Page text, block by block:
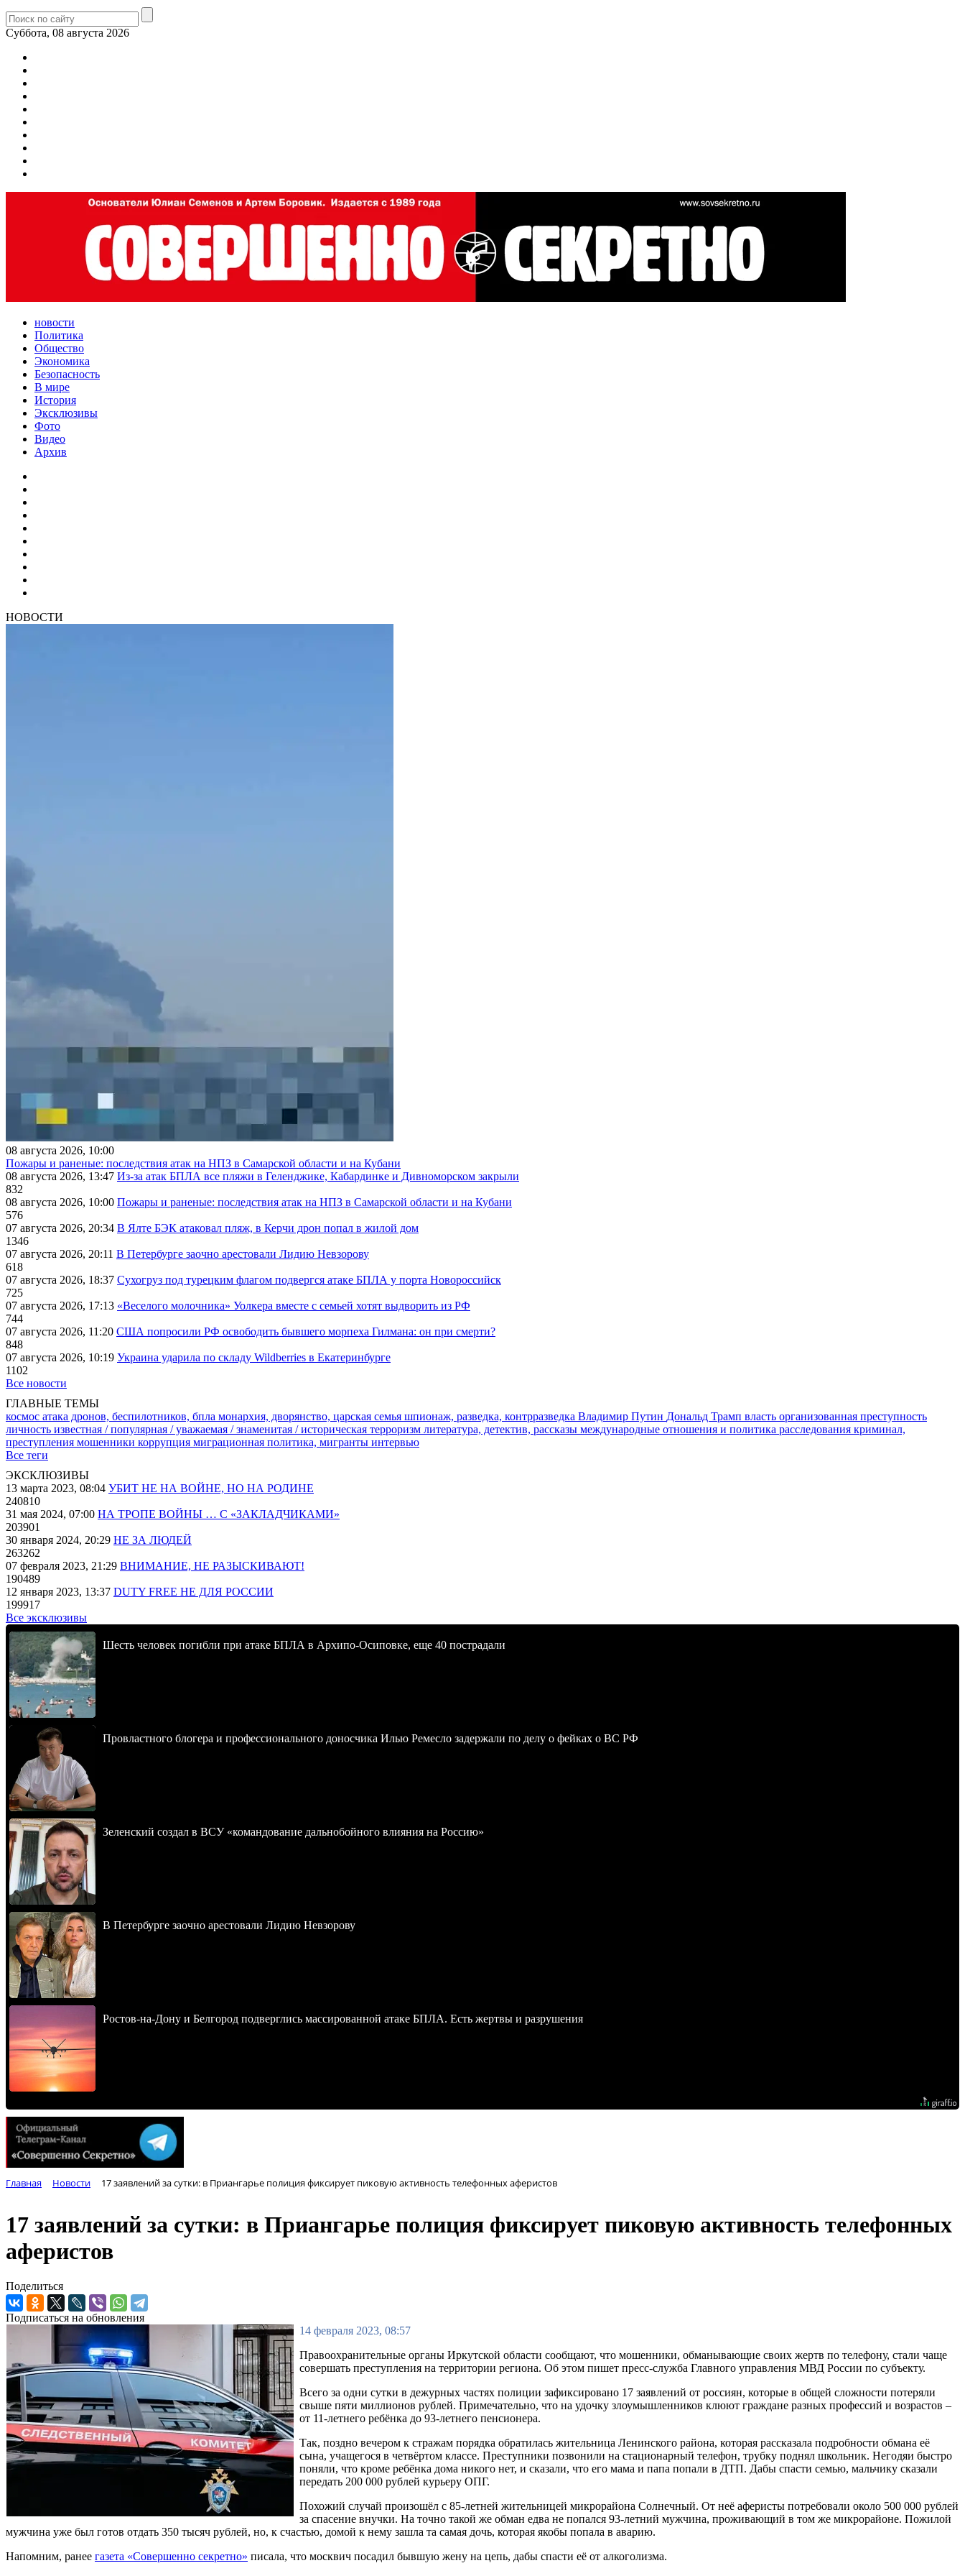
Суббота, 08 августа 2026
новости
Политика
Общество
Экономика
Безопасность
В мире
История
Эксклюзивы
Фото
Видео
Архив
НОВОСТИ
08 августа 2026, 10:00
Пожары и раненые: последствия атак на НПЗ в Самарской области и на Кубани
08 августа 2026, 13:47 Из-за атак БПЛА все пляжи в Геленджике, Кабардинке и Дивноморском закрыли
832
08 августа 2026, 10:00 Пожары и раненые: последствия атак на НПЗ в Самарской области и на Кубани
576
07 августа 2026, 20:34 В Ялте БЭК атаковал пляж, в Керчи дрон попал в жилой дом
1346
07 августа 2026, 20:11 В Петербурге заочно арестовали Лидию Невзорову
618
07 августа 2026, 18:37 Сухогруз под турецким флагом подвергся атаке БПЛА у порта Новороссийск
725
07 августа 2026, 17:13 «Веселого молочника» Уолкера вместе с семьей хотят выдворить из РФ
744
07 августа 2026, 11:20 США попросили РФ освободить бывшего морпеха Гилмана: он при смерти?
848
07 августа 2026, 10:19 Украина ударила по складу Wildberries в Екатеринбурге
1102
Все новости
ГЛАВНЫЕ ТЕМЫ
космос атака дронов, беспилотников, бпла монархия, дворянство, царская семья шпионаж, разведка, контрразведка Владимир Путин Дональд Трамп власть организованная преступность
личность известная / популярная / уважаемая / знаменитая / историческая терроризм литература, детектив, рассказы международные отношения и политика расследования криминал,
преступления мошенники коррупция миграционная политика, мигранты интервью
Все теги
ЭКСКЛЮЗИВЫ
13 марта 2023, 08:04 УБИТ НЕ НА ВОЙНЕ, НО НА РОДИНЕ
240810
31 мая 2024, 07:00 НА ТРОПЕ ВОЙНЫ … С «ЗАКЛАДЧИКАМИ»
203901
30 января 2024, 20:29 НЕ ЗА ЛЮДЕЙ
263262
07 февраля 2023, 21:29 ВНИМАНИЕ, НЕ РАЗЫСКИВАЮТ!
190489
12 января 2023, 13:37 DUTY FREE НЕ ДЛЯ РОССИИ
199917
Все эксклюзивы
Шесть человек погибли при атаке БПЛА в Архипо-Осиповке, еще 40 пострадали
Провластного блогера и профессионального доносчика Илью Ремесло задержали по делу о фейках о ВС РФ
Зеленский создал в ВСУ «командование дальнобойного влияния на Россию»
В Петербурге заочно арестовали Лидию Невзорову
Ростов-на-Дону и Белгород подверглись массированной атаке БПЛА. Есть жертвы и разрушения
Главная Новости 17 заявлений за сутки: в Приангарье полиция фиксирует пиковую активность телефонных аферистов
17 заявлений за сутки: в Приангарье полиция фиксирует пиковую активность телефонных
аферистов
Поделиться
Подписаться на обновления
14 февраля 2023, 08:57
Правоохранительные органы Иркутской области сообщают, что мошенники, обманывающие своих жертв по телефону, стали чаще
совершать преступления на территории региона. Об этом пишет пресс-служба Главного управления МВД России по субъекту.
Всего за одни сутки в дежурных частях полиции зафиксировано 17 заявлений от россиян, которые в общей сложности потеряли
свыше пяти миллионов рублей. Примечательно, что на удочку злоумышленников клюют граждане разных профессий и возрастов –
от 11-летнего ребёнка до 93-летнего пенсионера.
Так, поздно вечером к стражам порядка обратилась жительница Ленинского района, которая рассказала подробности обмана её
сына, учащегося в четвёртом классе. Преступники позвонили на стационарный телефон, трубку поднял школьник. Негодяи быстро
поняли, что кроме ребёнка дома никого нет, и сказали, что его мама и папа попали в ДТП. Дабы спасти семью, мальчику сказали
передать 200 000 рублей курьеру ОПГ.
Похожий случай произошёл с 85-летней жительницей микрорайона Солнечный. От неё аферисты потребовали около 500 000 рублей
за спасение внучки. На точно такой же обман едва не попался 93-летний мужчина, проживающий в том же микрорайоне. Пожилой
мужчина уже был готов отдать 350 тысяч рублей, но, к счастью, домой к нему зашла та самая дочь, которая якобы попала в аварию.
Напомним, ранее газета «Совершенно секретно» писала, что москвич посадил бывшую жену на цепь, дабы спасти её от алкоголизма.